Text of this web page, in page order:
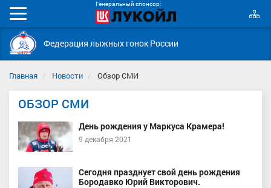
Генеральный спонсор:
Мобильное
меню
Федерация лыжных гонок России
Главная Новости Обзор СМИ
ОБЗОР СМИ
День рождения у Маркуса Крамера!
9 декабря 2021
Сегодня празднует свой день рождения
Бородавко Юрий Викторович.